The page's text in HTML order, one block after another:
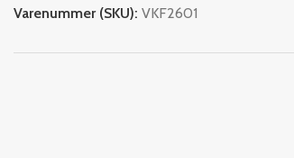
Varenummer (SKU): VKF2601